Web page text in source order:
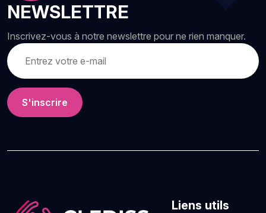
NEWSLETTRE
Inscrivez-vous à notre newslettre pour ne rien manquer.
S'inscrire
Liens utils